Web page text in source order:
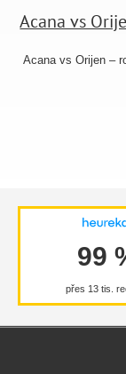
Acana vs
Acana vs Orijen –
99
přes 13 tis.